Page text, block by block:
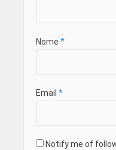
Nome *
Email *
Notify me of